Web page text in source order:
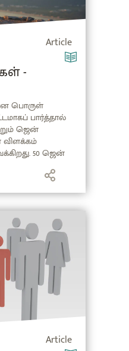
Article
-
Stories
பொருள்
பார்த்தால்
ஜென்
விளக்கம்
50 ஜென்
Article